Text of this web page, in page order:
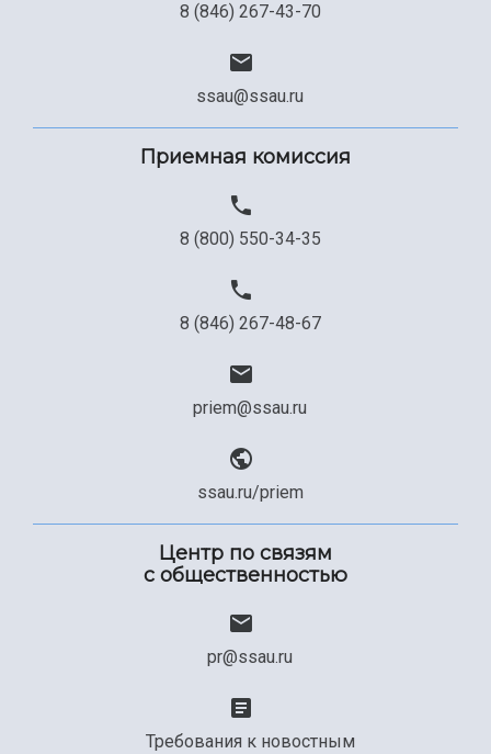
8 (846) 267-43-70
ssau@ssau.ru
Приемная комиссия
8 (800) 550-34-35
8 (846) 267-48-67
priem@ssau.ru
ssau.ru/priem
Центр по связям
с общественностью
pr@ssau.ru
Требования к новостным